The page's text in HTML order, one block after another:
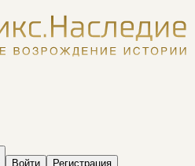
Войти Регистрация